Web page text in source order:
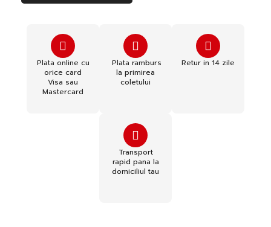
Plata online cu
orice card
Visa sau
Mastercard
Plata ramburs
la primirea
coletului
Retur in 14 zile
Transport
rapid pana la
domiciliul tau